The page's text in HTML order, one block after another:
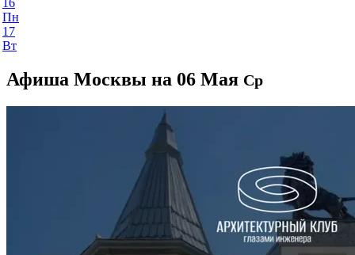
16
Пн
17
Вт
Афиша Москвы на 06 Мая Ср